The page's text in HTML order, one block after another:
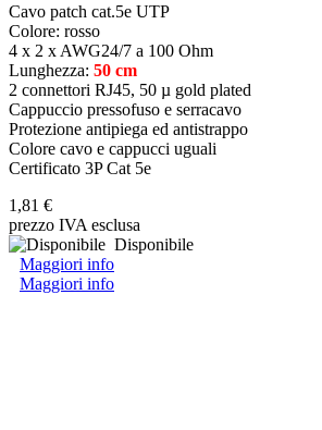
Cavo patch cat.5e UTP
Colore: rosso
4 x 2 x AWG24/7 a 100 Ohm
Lunghezza: 50 cm
2 connettori RJ45, 50 µ gold plated
Cappuccio pressofuso e serracavo
Protezione antipiega ed antistrappo
Colore cavo e cappucci uguali
Certificato 3P Cat 5e
1,81 €
prezzo IVA esclusa
Disponibile
Maggiori info
Maggiori info